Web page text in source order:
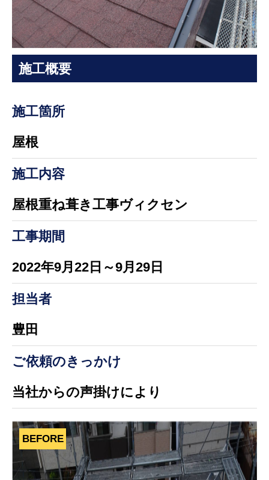
施工概要
施工箇所
屋根
施工内容
屋根重ね葺き工事ヴィクセン
工事期間
2022年9月22日～9月29日
担当者
豊田
ご依頼のきっかけ
当社からの声掛けにより